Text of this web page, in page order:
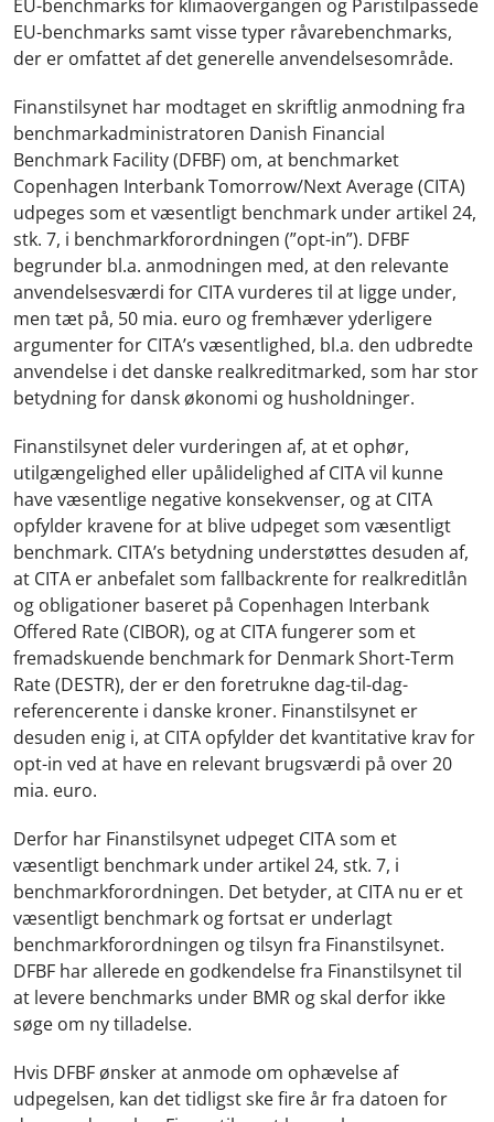
EU-benchmarks for klimaovergangen og Paristilpassede
EU-benchmarks samt visse typer råvarebenchmarks,
der er omfattet af det generelle anvendelsesområde.
Finanstilsynet har modtaget en skriftlig anmodning fra
benchmarkadministratoren Danish Financial
Benchmark Facility (DFBF) om, at benchmarket
Copenhagen Interbank Tomorrow/Next Average (CITA)
udpeges som et væsentligt benchmark under artikel 24,
stk. 7, i benchmarkforordningen (”opt-in”). DFBF
begrunder bl.a. anmodningen med, at den relevante
anvendelsesværdi for CITA vurderes til at ligge under,
men tæt på, 50 mia. euro og fremhæver yderligere
argumenter for CITA’s væsentlighed, bl.a. den udbredte
anvendelse i det danske realkreditmarked, som har stor
betydning for dansk økonomi og husholdninger.
Finanstilsynet deler vurderingen af, at et ophør,
utilgængelighed eller upålidelighed af CITA vil kunne
have væsentlige negative konsekvenser, og at CITA
opfylder kravene for at blive udpeget som væsentligt
benchmark. CITA’s betydning understøttes desuden af,
at CITA er anbefalet som fallbackrente for realkreditlån
og obligationer baseret på Copenhagen Interbank
Offered Rate (CIBOR), og at CITA fungerer som et
fremadskuende benchmark for Denmark Short-Term
Rate (DESTR), der er den foretrukne dag-til-dag-
referencerente i danske kroner. Finanstilsynet er
desuden enig i, at CITA opfylder det kvantitative krav for
opt-in ved at have en relevant brugsværdi på over 20
mia. euro.
Derfor har Finanstilsynet udpeget CITA som et
væsentligt benchmark under artikel 24, stk. 7, i
benchmarkforordningen. Det betyder, at CITA nu er et
væsentligt benchmark og fortsat er underlagt
benchmarkforordningen og tilsyn fra Finanstilsynet.
DFBF har allerede en godkendelse fra Finanstilsynet til
at levere benchmarks under BMR og skal derfor ikke
søge om ny tilladelse.
Hvis DFBF ønsker at anmode om ophævelse af
udpegelsen, kan det tidligst ske fire år fra datoen for